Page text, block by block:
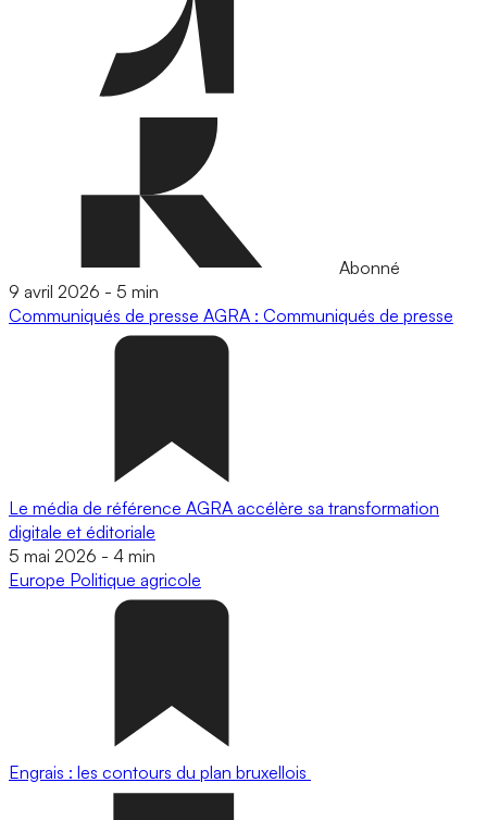
Abonné
9 avril 2026 - 5 min
Communiqués de presse AGRA : Communiqués de presse
Le média de référence AGRA accélère sa transformation
digitale et éditoriale
5 mai 2026 - 4 min
Europe Politique agricole
Engrais : les contours du plan bruxellois